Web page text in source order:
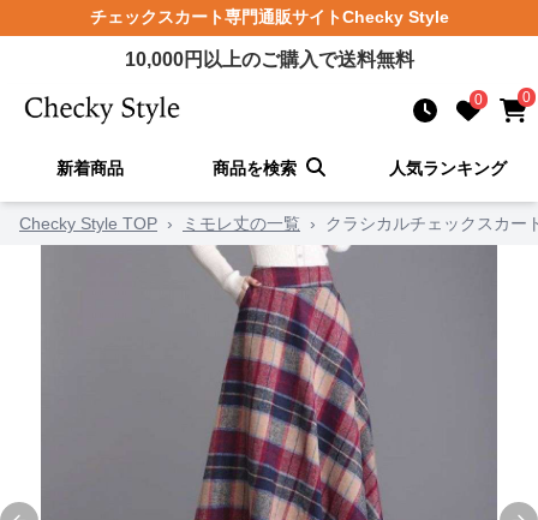
チェックスカート専門通販サイトChecky Style
10,000円以上のご購入で送料無料
0 0
新着商品 商品を検索 人気ランキング
Checky Style TOP › ミモレ丈の一覧 › クラシカルチェックスカー